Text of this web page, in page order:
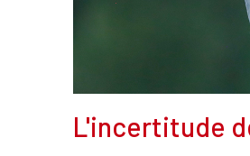
L'incertitude